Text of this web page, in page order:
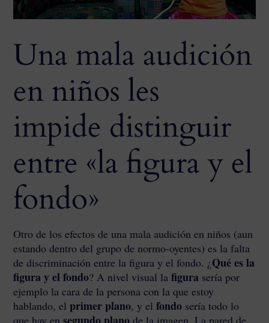
Una mala audición
en niños les
impide distinguir
entre «la figura y el
fondo»
Otro de los efectos de una mala audición en niños (aun
estando dentro del grupo de normo-oyentes) es la falta
de discriminación entre la figura y el fondo. ¿Qué es la
figura y el fondo? A nivel visual la figura sería por
ejemplo la cara de la persona con la que estoy
hablando, elprimer plano, y elfondo sería todo lo